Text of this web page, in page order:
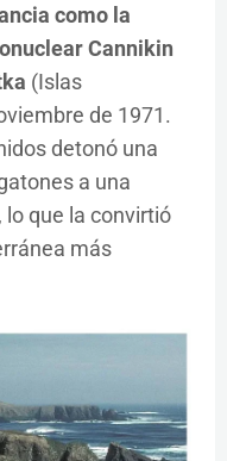
como la
Cannikin
(Islas
de 1971.
detonó una
a una
que la convirtió
más